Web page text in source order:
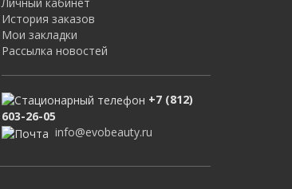
История заказов
Мои закладки
Рассылка новостей
+7 (812)
603-26-05
info@evobeauty.ru